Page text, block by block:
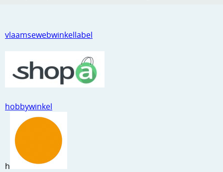
Papier en karton
Ribbelaar
Speciaal papier
Stans machine en embossing machines
Stempels en zo
vlaamsewebwinkellabel
hobbywinkel
h